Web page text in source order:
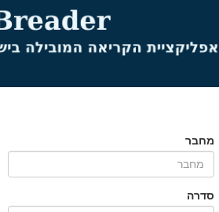
מחבר
סדרה